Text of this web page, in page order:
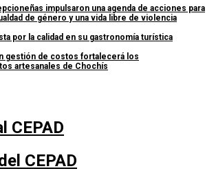
impulsaron una agenda de acciones para
de género y una vida libre de violencia
por la calidad en su gastronomía turística
gestión de costos fortalecerá los
artesanales de Chochís
CEPAD
CEPAD